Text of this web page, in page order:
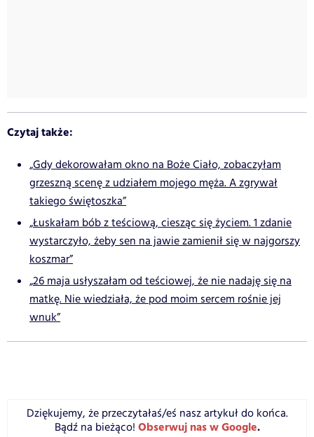
Czytaj także:
„Gdy dekorowałam okno na Boże Ciało, zobaczyłam
grzeszną scenę z udziałem mojego męża. A zgrywał
takiego świętoszka”
„Łuskałam bób z teściową, ciesząc się życiem. 1 zdanie
wystarczyło, żeby sen na jawie zamienił się w najgorszy
koszmar”
„26 maja usłyszałam od teściowej, że nie nadaję się na
matkę. Nie wiedziała, że pod moim sercem rośnie jej
wnuk”
Dziękujemy, że przeczytałaś/eś nasz artykuł do końca.
Bądź na bieżąco! Obserwuj nas w Google.